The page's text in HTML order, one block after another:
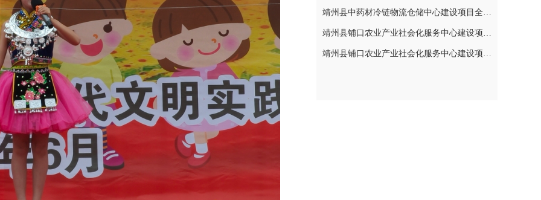
靖州县中药材冷链物流仓储中心建设项目全过程造价咨询服务(施工阶段至竣工阶段)成交结果公告
靖州县铺口农业产业社会化服务中心建设项目设备安装工程（监理服务）采购的公告
靖州县铺口农业产业社会化服务中心建设项目全过程造价咨询服务（施工阶段至竣工阶段）采购的公告